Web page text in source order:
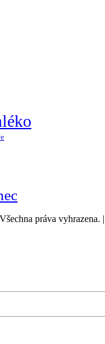
práva vyhrazena. |